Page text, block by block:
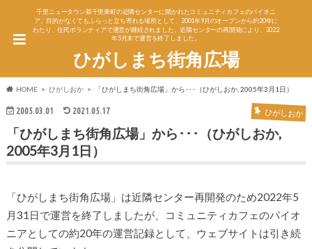
千里ニュータウン新千里東町の近隣センターに開かれたコミュニティカフェのパイオニ
ア。目的がなくてもふらっと立ち寄れる場所として、2001年9月のオープンから約20年に
わたり、住民ボランティアで運営が継続されました。近隣センターの再開発により、2022
年5月末で運営を終了しました。
ひがしまち街角広場
HOME ひがしおか 「ひがしまち街角広場」から･･･（ひがしおか, 2005年3月1日）
2005.03.01 2021.05.17 ひがしおか
「ひがしまち街角広場」から･･･（ひがしおか,
2005年3月1日）
「ひがしまち街角広場」は近隣センター再開発のため2022年5
月31日で運営を終了しましたが、コミュニティカフェのパイオ
ニアとしての約20年の運営記録として、ウェブサイトは引き続